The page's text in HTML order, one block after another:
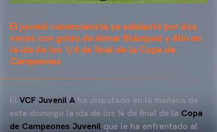
El juvenil valencianista se adelantó por dos
veces con goles de Aimar Blázquez y Alin en
la ida de los 1/4 de final de la Copa de
Campeones
El VCF Juvenil A ha disputado en la mañana de
este domingo la ida de los ¼ de final de la Copa
de Campeones Juvenil que le ha enfrentado al